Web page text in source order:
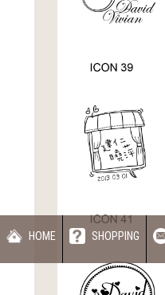
HOME SHOPPING